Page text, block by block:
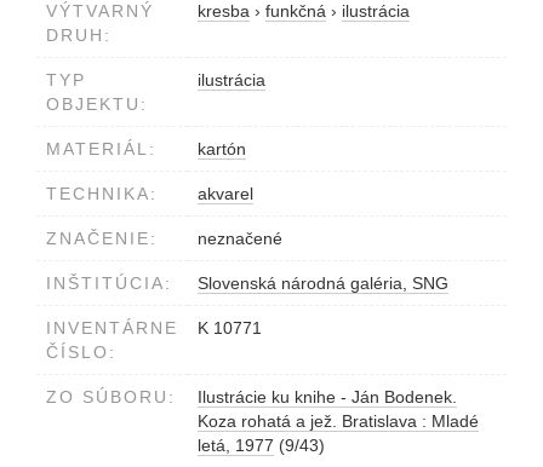
VÝTVARNÝ
DRUH:
kresba › funkčná › ilustrácia
TYP
OBJEKTU:
ilustrácia
MATERIÁL: kartón
TECHNIKA: akvarel
ZNAČENIE: neznačené
INŠTITÚCIA: Slovenská národná galéria, SNG
INVENTÁRNE
ČÍSLO:
K 10771
ZO SÚBORU:
Ilustrácie ku knihe - Ján Bodenek.
Koza rohatá a jež. Bratislava : Mladé
letá, 1977 (9/43)